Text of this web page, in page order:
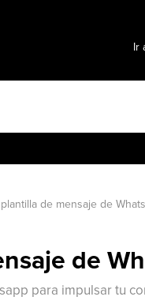
Ir
de mensaje de
de
para impulsar tu